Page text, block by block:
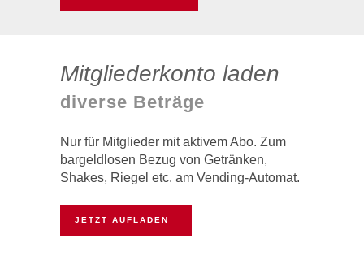
Mitgliederkonto laden
diverse Beträge
Nur für Mitglieder mit aktivem Abo. Zum
bargeldlosen Bezug von Getränken,
Shakes, Riegel etc. am Vending-Automat.
JETZT AUFLADEN